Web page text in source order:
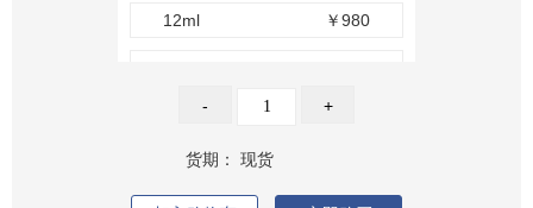
12ml ￥980
-
+
货期： 现货